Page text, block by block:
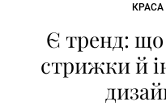
КРАСА
Є тренд: що
стрижки й